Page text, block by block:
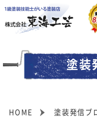
塗装
HOME 塗装発信ブ